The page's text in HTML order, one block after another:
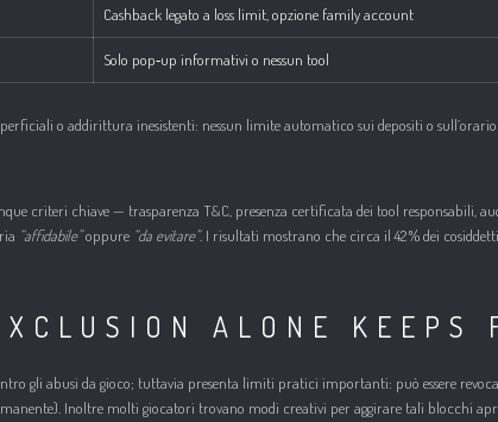
Cashback legato a loss limit, opzione family account
Solo pop‑up informativi o nessun tool
o addirittura inesistenti: nessun limite automatico sui depositi o
criteri chiave — trasparenza T&C, presenza certificata dei tool responsabili,
“affidabile”oppure “da evitare”. I risultati mostrano che circa il 42 % dei cosiddetti
ALONE KEEPS
gli abusi da gioco; tuttavia presenta limiti pratici importanti: può essere
Inoltre molti giocatori trovano modi creativi per aggirare tali blocchi